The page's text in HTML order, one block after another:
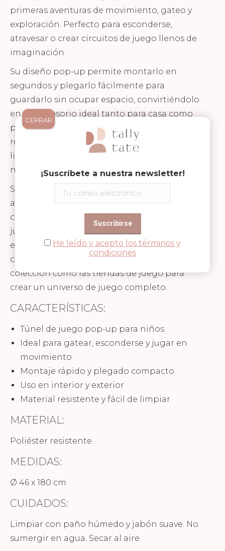
primeras aventuras de movimiento, gateo y
exploración. Perfecto para esconderse,
atravesar o crear circuitos de juego llenos de
imaginación.
Su diseño pop-up permite montarlo en
segundos y plegarlo fácilmente para
guardarlo sin ocupar espacio, convirtiéndolo
en un accesorio ideal tanto para casa como
para exteriores. Fabricado en poliéster
resistente, es duradero, ligero y muy fácil de
limpiar, pensado para el uso diario de los
niños.
Su precioso estampado de estilo vintage
aporta un toque decorativo único,
convirtiéndolo en mucho más que un simple
juguete: un elemento que también embellece
el espacio de juego. Además, puede
combinarse con otros productos de la
colección como las tiendas de juego para
crear un universo de juego completo.
CARACTERÍSTICAS:
Túnel de juego pop-up para niños
Ideal para gatear, esconderse y jugar en
movimiento
Montaje rápido y plegado compacto
Uso en interior y exterior
Material resistente y fácil de limpiar.
MATERIAL:
Poliéster resistente
MEDIDAS:
Ø 46 x 180 cm
CUIDADOS:
Limpiar con paño húmedo y jabón suave. No
sumergir en agua. Secar al aire.
¡Suscríbete a nuestra newsletter!
He leído y acepto los términos y
condiciones
CERRAR